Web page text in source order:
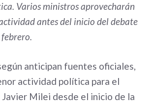
Varios ministros aprovecharán
antes del inicio del debate
anticipan fuentes oficiales,
actividad política para el
Milei desde el inicio de la